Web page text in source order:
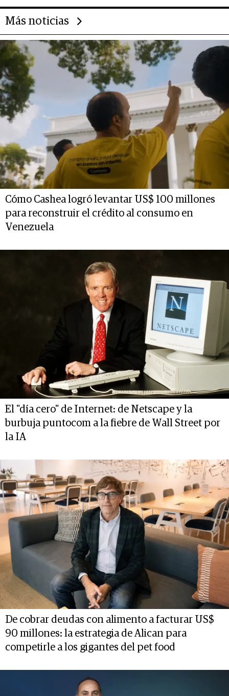
Más noticias
Cómo Cashea logró levantar US$ 100 millones
para reconstruir el crédito al consumo en
Venezuela
El "día cero" de Internet: de Netscape y la
burbuja puntocom a la fiebre de Wall Street por
la IA
De cobrar deudas con alimento a facturar US$
90 millones: la estrategia de Alican para
competirle a los gigantes del pet food